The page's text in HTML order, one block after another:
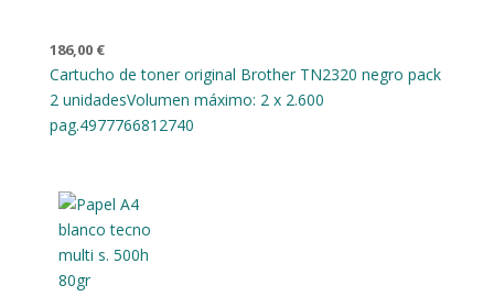
186,00 €
Cartucho de toner original Brother TN2320 negro pack
2 unidadesVolumen máximo: 2 x 2.600
pag.4977766812740